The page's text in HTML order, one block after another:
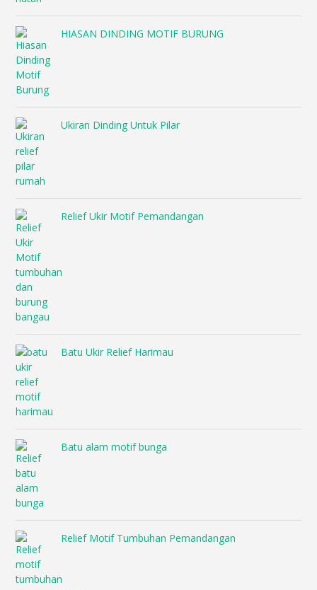
HIASAN DINDING MOTIF BURUNG
Ukiran Dinding Untuk Pilar
Relief Ukir Motif Pemandangan
Batu Ukir Relief Harimau
Batu alam motif bunga
Relief Motif Tumbuhan Pemandangan